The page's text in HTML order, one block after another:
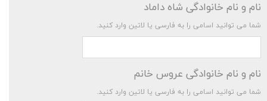
نام و نام خانوادگی شاه داماد
شما می توانید اسامی را به فارسی یا لاتین وارد کنید.
نام و نام خانوادگی عروس خانم
شما می توانید اسامی را به فارسی یا لاتین وارد کنید.